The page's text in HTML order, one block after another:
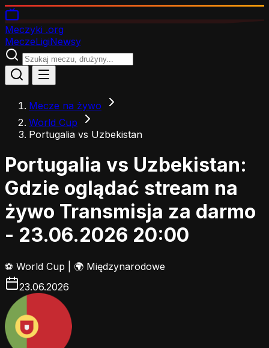
Meczyki .org
MeczeLigiNewsy
Mecze na żywo
World Cup
Portugalia vs Uzbekistan
Portugalia vs Uzbekistan:
Gdzie oglądać stream na
żywo Transmisja za darmo
- 23.06.2026 20:00
⚽ World Cup
🌍 Międzynarodowe
23.06.2026